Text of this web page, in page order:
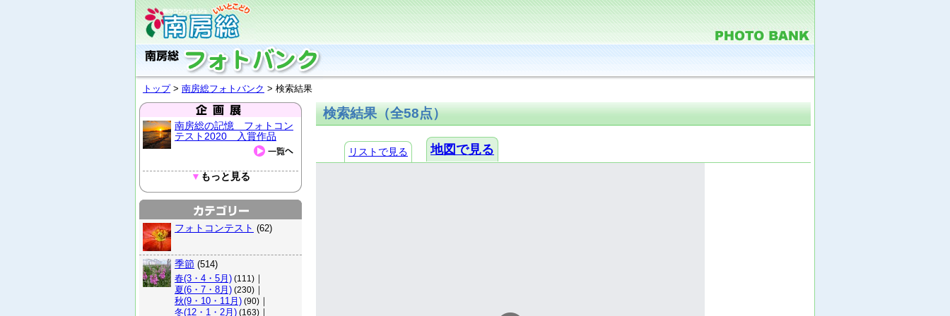
トップ> 南房総フォトバンク > 検索結果
南房総の記憶 フォトコン
テスト2020 入賞作品
▼ もっと見る
フォトコンテスト (62)
季節 (514)
春(3・4・5月) (111) ｜
夏(6・7・8月) (230) ｜
秋(9・10・11月) (90) ｜
冬(12・1・2月) (163) ｜
検索結果（全58点）
リストで見る 地図で見る